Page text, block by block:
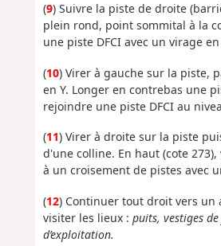
(9) Suivre la piste de droite
plein rond, point sommital à la
une piste DFCI avec un virage
(10) Virer à gauche sur la piste,
en Y. Longer en contrebas une
rejoindre une piste DFCI au
(11) Virer à droite sur la piste
d'une colline. En haut (cote
à un croisement de pistes avec
(12) Continuer tout droit vers un
visiter les lieux : puits, vestiges
d’exploitation.